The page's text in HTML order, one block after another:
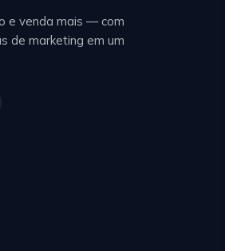
e venda mais — com
de marketing em um